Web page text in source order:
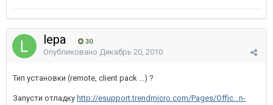
lepa 30
Опубликовано Декабрь 20, 2010
Тип установки (remote, client pack ...) ?
Запусти отладку http://esupport.trendmicro.com/Pages/Offic...n-